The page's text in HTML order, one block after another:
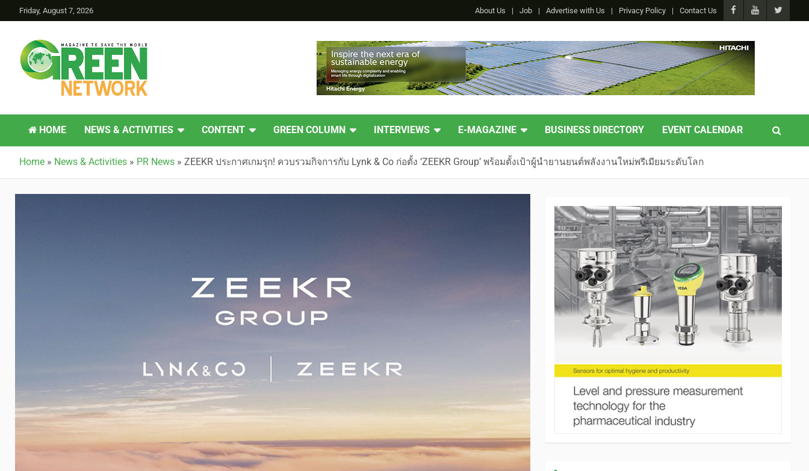
Friday, August 7, 2026 About Us Job Advertise with Us Privacy Policy Contact Us
Green Network
HOME NEWS & ACTIVITIES CONTENT GREEN COLUMN INTERVIEWS E-MAGAZINE BUSINESS DIRECTORY EVENT CALENDAR
Home » News & Activities » PR News » ZEEKR ประกาศเกมรุก! ควบรวมกิจการกับ Lynk & Co ก่อตั้ง ‘ZEEKR Group’ พร้อมตั้งเป้าผู้นำยานยนต์พลังงานใหม่พรีเมียมระดับโลก